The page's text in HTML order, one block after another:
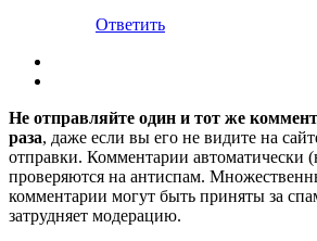
Ответить
Не отправляйте один и тот же
раза, даже если вы его не видите на
отправки. Комментарии автоматически
проверяются на антиспам.
комментарии могут быть приняты за
затрудняет модерацию.